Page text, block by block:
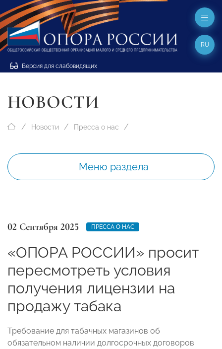
Версия для слабовидящих
RU
НОВОСТИ
Новости Пресса о нас
Меню раздела
02 Сентября 2025 ПРЕССА О НАС
«ОПОРА РОССИИ» просит
пересмотреть условия
получения лицензии на
продажу табака
Требование для табачных магазинов об
обязательном наличии долгосрочных договоров